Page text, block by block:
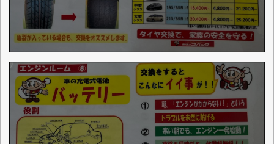
カーライフをサポートしています。
✅ コバック十和田店が選ばれる理由
安さに自信あり：当店は全国に展開する
一般整備工場と比べ、「無駄な中間マー
ジンや過剰整備を省いた、必要十分な整
備 + 法定費用」の構成で、費用を抑え
た“安い車検”をご提供しています。
明朗・丁寧な見積り：初めての方にも安